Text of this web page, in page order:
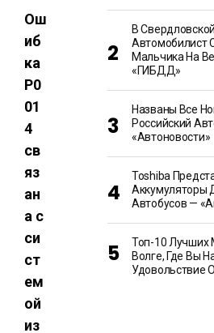
Ош
иб
ка
P0
01
4
св
яз
ан
а с
си
ст
ем
ой
из
В
Автомобилист
Мальчика На
«ГИБДД»
Названы Все
Российский
«Автоновости»
Toshiba
Аккумуляторы
Автобусов —
Топ-10 Лучших
Волге, Где Вы
Удовольствие